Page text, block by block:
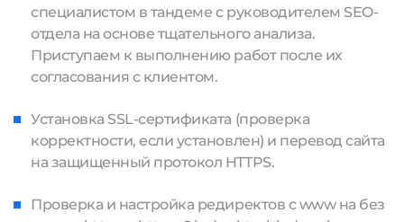
специалистом в тандеме с руководителем SEO-
отдела на основе тщательного анализа.
Приступаем к выполнению работ после их
согласования с клиентом.
Установка SSL-сертификата (проверка
корректности, если установлен) и перевод сайта
на защищенный протокол HTTPS.
Проверка и настройка редиректов с www на без